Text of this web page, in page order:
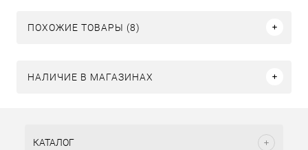
ПОХОЖИЕ ТОВАРЫ (8)
НАЛИЧИЕ В МАГАЗИНАХ
КАТАЛОГ